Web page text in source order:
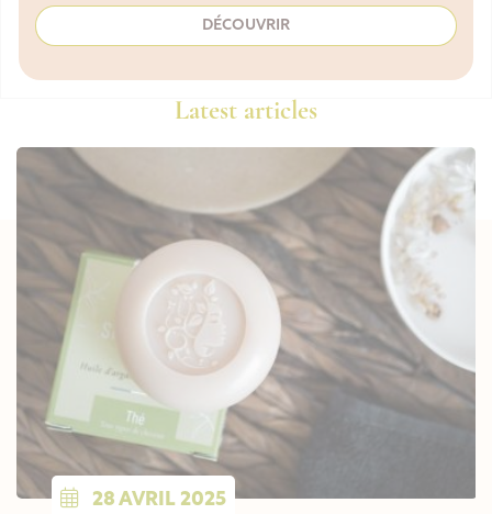
DÉCOUVRIR
Latest articles
28 AVRIL 2025